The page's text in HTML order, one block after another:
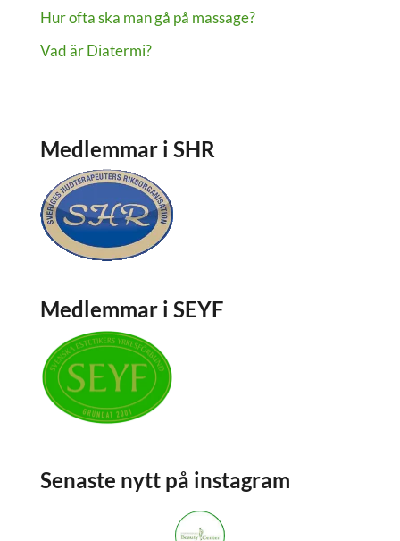
Hur ofta ska man gå på massage?
Vad är Diatermi?
Dataskydd
Medlemmar i SHR
Medlemmar i SEYF
Senaste nytt på instagram